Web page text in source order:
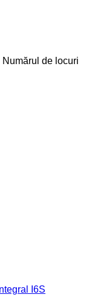
Numărul de locuri
I6S